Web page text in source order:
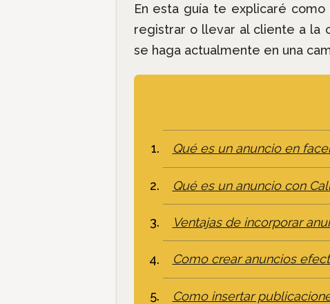
En esta guía te explicaré
registrar o llevar al cliente a la
se haga actualmente en una
Qué es un anuncio en
Qué es un anuncio con
Ventajas de incorporar
Como crear anuncios
Como insertar